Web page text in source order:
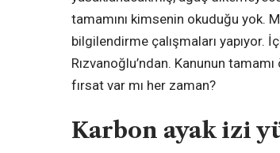
tamamını kimsenin okuduğu yok.
bilgilendirme çalışmaları yapıyor.
Rızvanoğlu’ndan. Kanunun
fırsat var mı her zaman?
Karbon ayak izi